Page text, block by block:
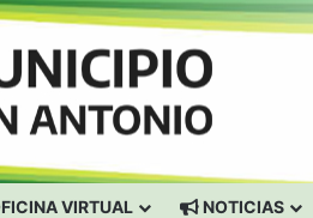
VIRTUAL NOTICIAS